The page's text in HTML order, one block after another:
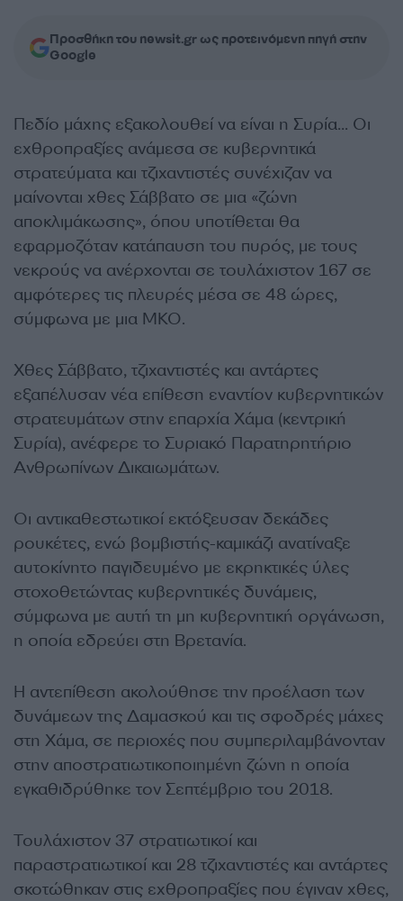
Προσθήκη του newsit.gr ως προτεινόμενη πηγή στην
Google
Πεδίο μάχης εξακολουθεί να είναι η Συρία… Οι
εχθροπραξίες ανάμεσα σε κυβερνητικά
στρατεύματα και τζιχαντιστές συνέχιζαν να
μαίνονται χθες Σάββατο σε μια «ζώνη
αποκλιμάκωσης», όπου υποτίθεται θα
εφαρμοζόταν κατάπαυση του πυρός, με τους
νεκρούς να ανέρχονται σε τουλάχιστον 167 σε
αμφότερες τις πλευρές μέσα σε 48 ώρες,
σύμφωνα με μια ΜΚΟ.
Χθες Σάββατο, τζιχαντιστές και αντάρτες
εξαπέλυσαν νέα επίθεση εναντίον κυβερνητικών
στρατευμάτων στην επαρχία Χάμα (κεντρική
Συρία), ανέφερε το Συριακό Παρατηρητήριο
Ανθρωπίνων Δικαιωμάτων.
Οι αντικαθεστωτικοί εκτόξευσαν δεκάδες
ρουκέτες, ενώ βομβιστής-καμικάζι ανατίναξε
αυτοκίνητο παγιδευμένο με εκρηκτικές ύλες
στοχοθετώντας κυβερνητικές δυνάμεις,
σύμφωνα με αυτή τη μη κυβερνητική οργάνωση,
η οποία εδρεύει στη Βρετανία.
Η αντεπίθεση ακολούθησε την προέλαση των
δυνάμεων της Δαμασκού και τις σφοδρές μάχες
στη Χάμα, σε περιοχές που συμπεριλαμβάνονταν
στην αποστρατιωτικοποιημένη ζώνη η οποία
εγκαθιδρύθηκε τον Σεπτέμβριο του 2018.
Τουλάχιστον 37 στρατιωτικοί και
παραστρατιωτικοί και 28 τζιχαντιστές και αντάρτες
σκοτώθηκαν στις εχθροπραξίες που έγιναν χθες,